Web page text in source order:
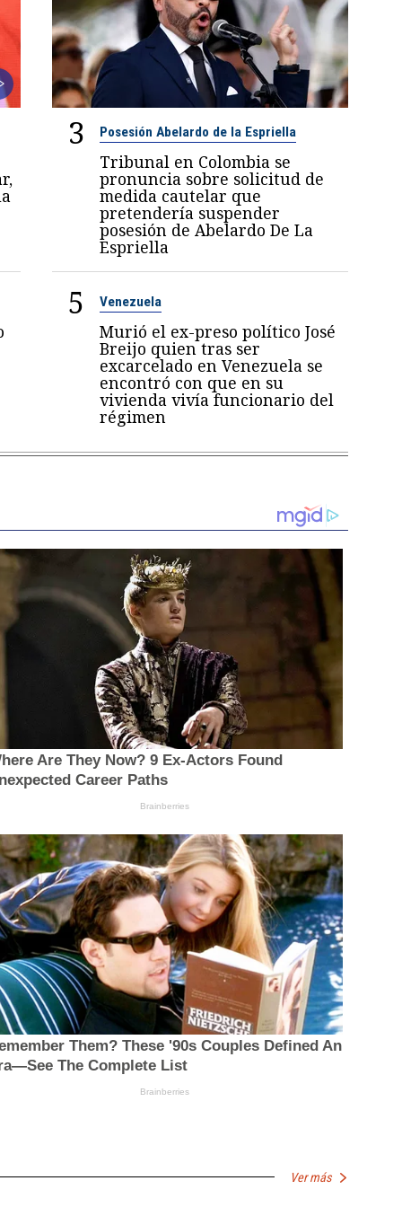
3 Posesión Abelardo de la Espriella
Tribunal en Colombia se
pronuncia sobre solicitud de
medida cautelar que
pretendería suspender
posesión de Abelardo De La
Espriella
5 Venezuela
Murió el ex-preso político José
Breijo quien tras ser
excarcelado en Venezuela se
encontró con que en su
vivienda vivía funcionario del
régimen
Ver más